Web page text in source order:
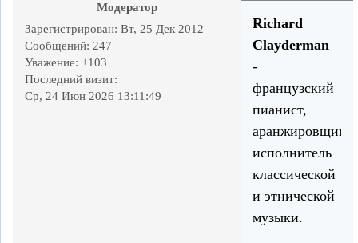
Модератор
Зарегистрирован: Вт, 25 Дек 2012
Сообщений: 247
Уважение: +103
Последний визит:
Ср, 24 Июн 2026 13:11:49
Richard
Clayderman
-
французский
пианист,
аранжировщик,
исполнитель
классической
и этнической
музыки.